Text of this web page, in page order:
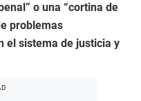
o una “cortina de
problemas
el sistema de justicia y